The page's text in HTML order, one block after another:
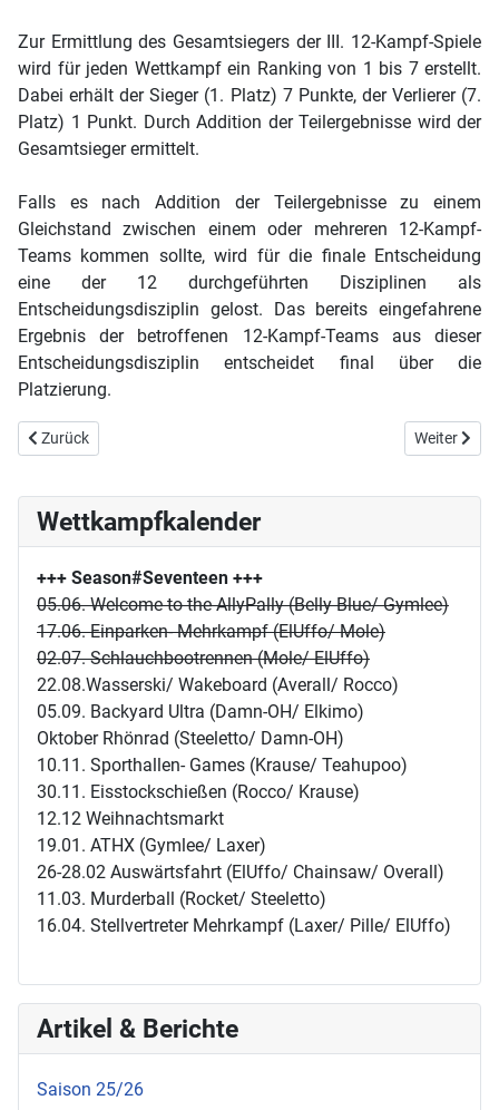
Zur Ermittlung des Gesamtsiegers der III. 12-Kampf-Spiele
wird für jeden Wettkampf ein Ranking von 1 bis 7 erstellt.
Dabei erhält der Sieger (1. Platz) 7 Punkte, der Verlierer (7.
Platz) 1 Punkt. Durch Addition der Teilergebnisse wird der
Gesamtsieger ermittelt.
Falls es nach Addition der Teilergebnisse zu einem
Gleichstand zwischen einem oder mehreren 12-Kampf-
Teams kommen sollte, wird für die finale Entscheidung
eine der 12 durchgeführten Disziplinen als
Entscheidungsdisziplin gelost. Das bereits eingefahrene
Ergebnis der betroffenen 12-Kampf-Teams aus dieser
Entscheidungsdisziplin entscheidet final über die
Platzierung.
Vorheriger Beitrag: Auf nach Kölle!
Zurück Nächster
Weiter
Wettkampfkalender
+++ Season#Seventeen +++
05.06. Welcome to the AllyPally (Belly Blue/ Gymlee)
17.06. Einparken- Mehrkampf (ElUffo/ Mole)
02.07. Schlauchbootrennen (Mole/ ElUffo)
22.08.Wasserski/ Wakeboard (Averall/ Rocco)
05.09. Backyard Ultra (Damn-OH/ Elkimo)
Oktober Rhönrad (Steeletto/ Damn-OH)
10.11. Sporthallen- Games (Krause/ Teahupoo)
30.11. Eisstockschießen (Rocco/ Krause)
12.12 Weihnachtsmarkt
19.01. ATHX (Gymlee/ Laxer)
26-28.02 Auswärtsfahrt (ElUffo/ Chainsaw/ Overall)
11.03. Murderball (Rocket/ Steeletto)
16.04. Stellvertreter Mehrkampf (Laxer/ Pille/ ElUffo)
Artikel & Berichte
Saison 25/26